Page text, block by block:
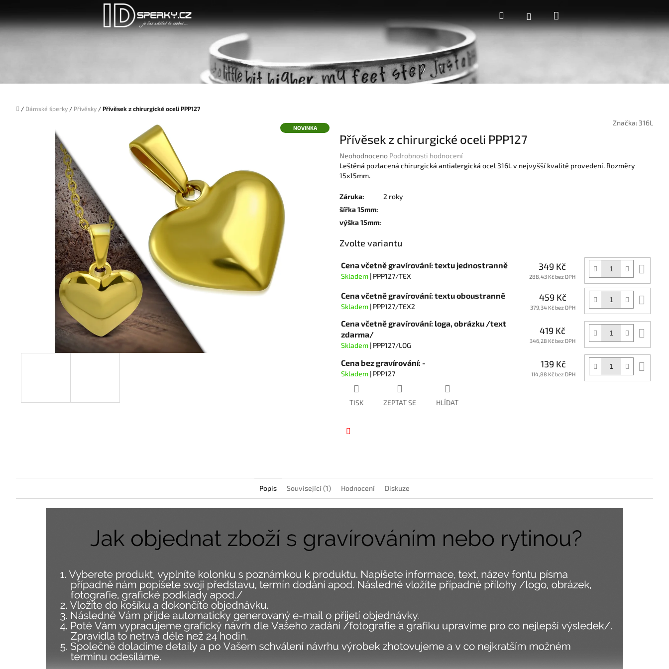
obsah
HledatPřihlášeníNákupní
košík
Domů
/ Dámské šperky / Přívěsky / Přívěsek z chirurgické oceli PPP127
NOVINKA
Značka: 316L
Přívěsek z chirurgické oceli PPP127
Průměrné
hodnocení
produktu
0,0
z
5
hvězdiček.
Neohodnoceno Podrobnosti hodnocení
Leštěná pozlacená chirurgická antialergická ocel 316L v nejvyšší kvalitě provedení. Rozměry
15x15mm.
Záruka:
2 roky
šířka 15mm:
výška 15mm:
Zvolte variantu
Cena včetně gravírování: textu jednostranně
Skladem | PPP127/TEX
349 Kč
288,43 Kč bez DPH
Cena včetně gravírování: textu oboustranně
Skladem | PPP127/TEX2
459 Kč
379,34 Kč bez DPH
Cena včetně gravírování: loga, obrázku /text
zdarma/
Skladem | PPP127/LOG
419 Kč
346,28 Kč bez DPH
Cena bez gravírování: -
Skladem | PPP127
139 Kč
114,88 Kč bez DPH
TISK ZEPTAT SE HLÍDAT
Popis Související (1) Hodnocení Diskuze